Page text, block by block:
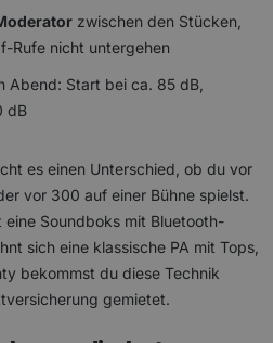
zwischen den Stücken,
Rufe nicht untergehen
Abend: Start bei ca. 85 dB,
dB
es einen Unterschied, ob du vor
vor 300 auf einer Bühne spielst.
Soundboks mit Bluetooth-
sich eine klassische PA mit Tops,
bekommst du diese Technik
gemietet.